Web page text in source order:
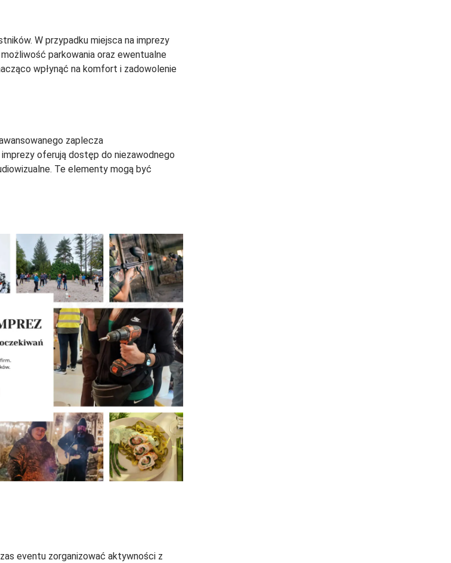
W przypadku miejsca na imprezy
parkowania oraz ewentualne
wpłynąć na komfort i zadowolenie
zaplecza
oferują dostęp do niezawodnego
Te elementy mogą być
eventu zorganizować aktywności z